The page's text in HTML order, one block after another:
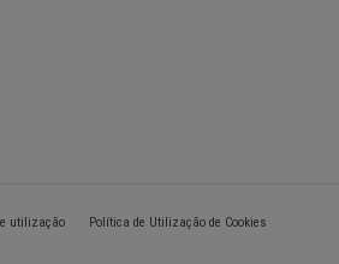
utilização Política de Utilização de Cookies